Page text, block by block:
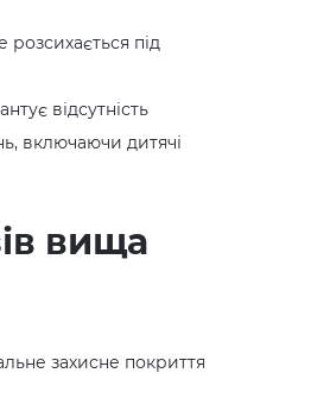
під
відсутність
включаючи дитячі
вища
захисне покриття